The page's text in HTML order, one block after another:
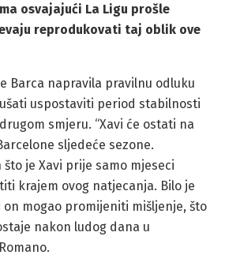
osvajajući La Ligu prošle
reprodukovati taj oblik ove
Barca napravila pravilnu odluku
uspostaviti period stabilnosti
smjeru. “Xavi će ostati na
sljedeće sezone.
je Xavi prije samo mjeseci
krajem ovog natjecanja. Bilo je
mogao promijeniti mišljenje, što
nakon ludog dana u